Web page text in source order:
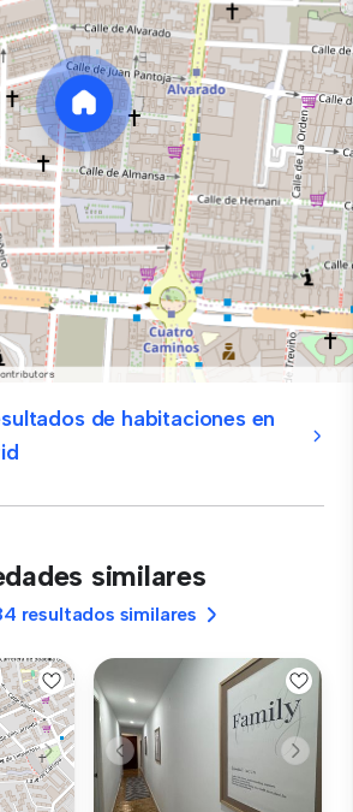
de habitaciones en
similares
resultados similares